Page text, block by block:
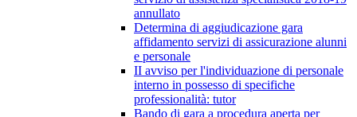
annullato
Determina di aggiudicazione gara
affidamento servizi di assicurazione alunni
e personale
II avviso per l'individuazione di personale
interno in possesso di specifiche
professionalità: tutor
Bando di gara a procedura aperta per